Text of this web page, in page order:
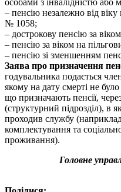
– пенсію незалежно від
№ 1058;
– дострокову пенсію за
– пенсію за віком на
– пенсію зі зменшенням
Заява про призначення
годувальника подається
якому на дату смерті не
що призначають пенсії,
(структурний підрозділ), в
проходив службу
комплектування та
проживання).
Головне